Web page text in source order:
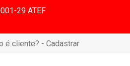
29 ATEF
é cliente? - Cadastrar